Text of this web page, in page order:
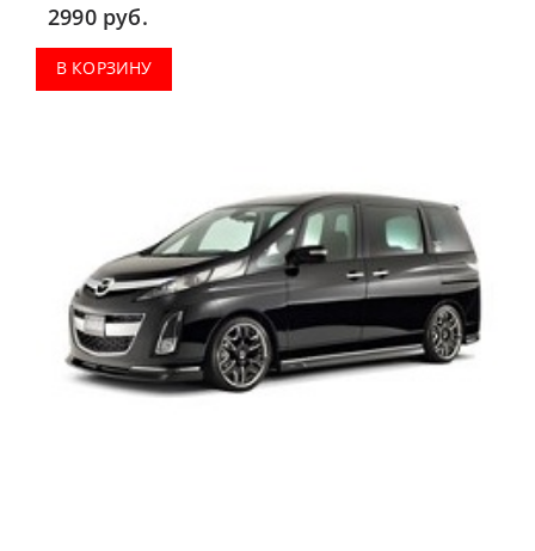
2990 руб.
В КОРЗИНУ